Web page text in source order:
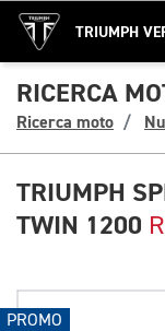
TRIUMPH
RICERCA
Ricerca moto
TRIUMPH
TWIN 1200
PROMO